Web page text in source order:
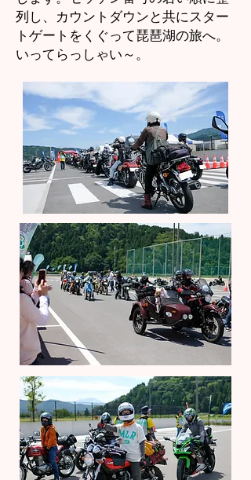
列し、カウントダウンと共にスター
トゲートをくぐって琵琶湖の旅へ。
いってらっしゃい～。